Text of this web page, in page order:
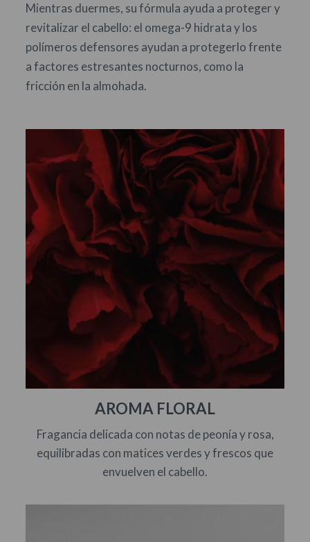
Mientras duermes, su fórmula ayuda a proteger y
revitalizar el cabello: el omega-9 hidrata y los
polímeros defensores ayudan a protegerlo frente
a factores estresantes nocturnos, como la
fricción en la almohada.
AROMA FLORAL
Fragancia delicada con notas de peonía y rosa,
equilibradas con matices verdes y frescos que
envuelven el cabello.